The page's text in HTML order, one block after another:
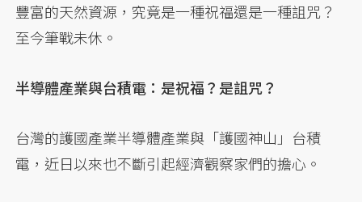
豐富的天然資源，究竟是一種祝福還是一種詛咒？
至今筆戰未休。
半導體產業與台積電：是祝福？是詛咒？
台灣的護國產業半導體產業與「護國神山」台積
電，近日以來也不斷引起經濟觀察家們的擔心。